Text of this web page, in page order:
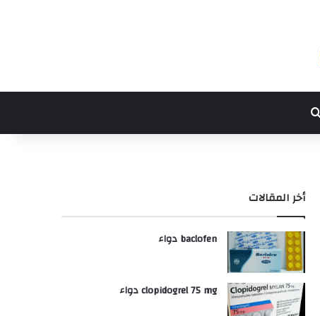
أخر المقالات
baclofen دواء
clopidogrel 75 mg دواء